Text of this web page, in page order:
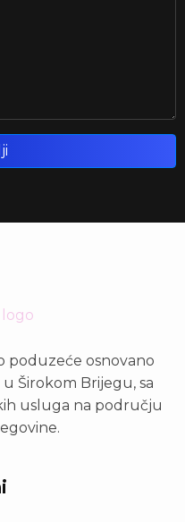
poduzeće osnovano
Širokom Brijegu, sa
usluga na području